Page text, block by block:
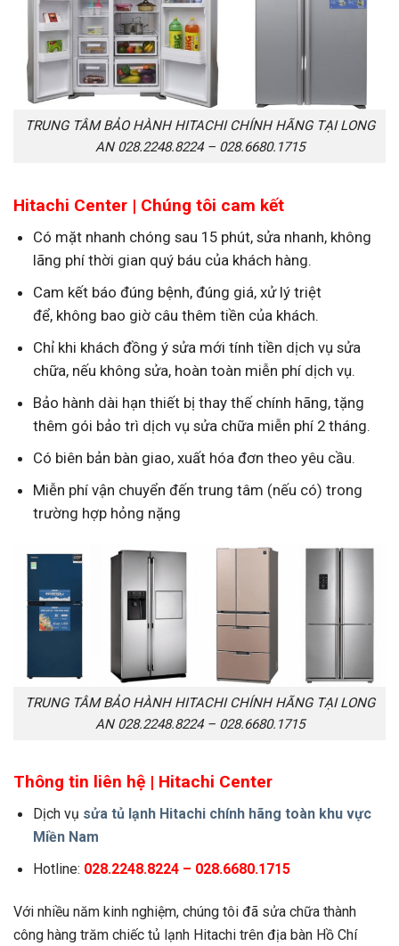
TRUNG TÂM BẢO HÀNH HITACHI CHÍNH HÃNG TẠI LONG
AN 028.2248.8224 – 028.6680.1715
Hitachi Center | Chúng tôi cam kết
Có mặt nhanh chóng sau 15 phút, sửa nhanh, không
lãng phí thời gian quý báu của khách hàng.
Cam kết báo đúng bệnh, đúng giá, xử lý triệt
để, không bao giờ câu thêm tiền của khách.
Chỉ khi khách đồng ý sửa mới tính tiền dịch vụ sửa
chữa, nếu không sửa, hoàn toàn miễn phí dịch vụ.
Bảo hành dài hạn thiết bị thay thế chính hãng, tặng
thêm gói bảo trì dịch vụ sửa chữa miễn phí 2 tháng.
Có biên bản bàn giao, xuất hóa đơn theo yêu cầu.
Miễn phí vận chuyển đến trung tâm (nếu có) trong
trường hợp hỏng nặng
TRUNG TÂM BẢO HÀNH HITACHI CHÍNH HÃNG TẠI LONG
AN 028.2248.8224 – 028.6680.1715
Thông tin liên hệ | Hitachi Center
Dịch vụ sửa tủ lạnh Hitachi chính hãng toàn khu vực
Miền Nam
Hotline: 028.2248.8224 – 028.6680.1715
Với nhiều năm kinh nghiệm, chúng tôi đã sửa chữa thành
công hàng trăm chiếc tủ lạnh Hitachi trên địa bàn Hồ Chí